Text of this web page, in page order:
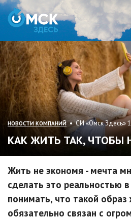
НОВОСТИ КОМПАНИЙ• СИ «Омск Здесь»
КАК ЖИТЬ ТАК, ЧТОБЫ
Жить не экономя - мечта
сделать это реальностью
понимать, что такой образ
обязательно связан с